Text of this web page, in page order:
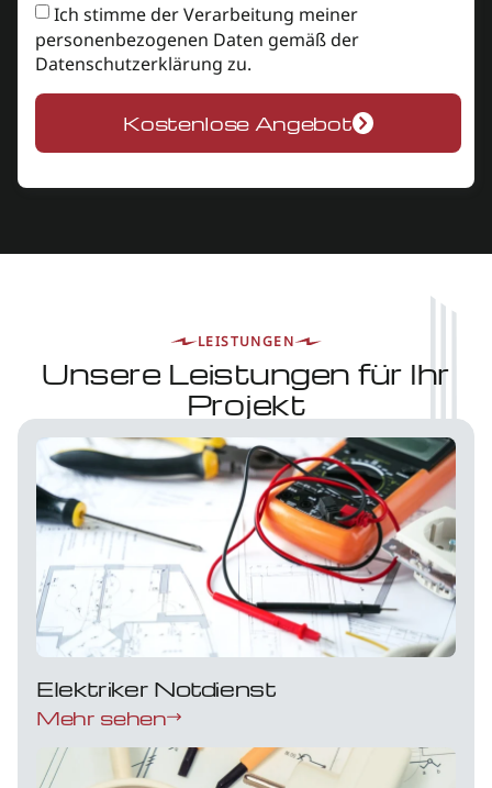
Ich stimme der Verarbeitung meiner
personenbezogenen Daten gemäß der
Datenschutzerklärung zu.
Kostenlose Angebot
LEISTUNGEN
Unsere Leistungen für Ihr
Projekt
Elektriker Notdienst
Mehr sehen